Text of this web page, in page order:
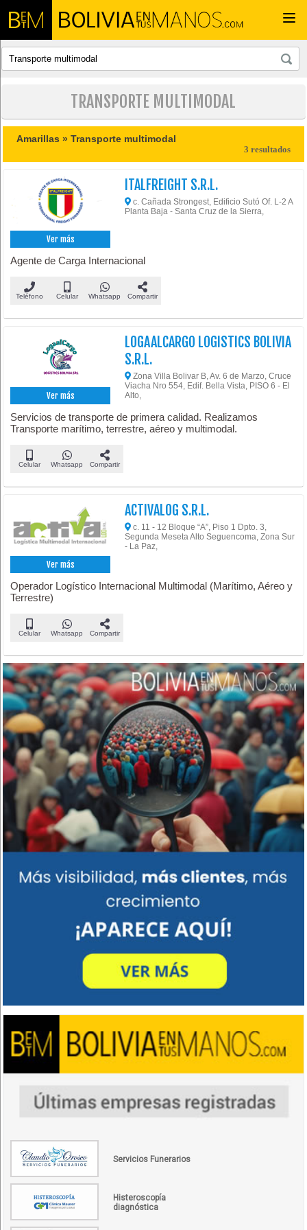
TRANSPORTE MULTIMODAL
Amarillas »Transporte multimodal
3 resultados
Ver más
ITALFREIGHT S.R.L.
c. Cañada Strongest, Edificio Sutó Of. L-2 A
Planta Baja - Santa Cruz de la Sierra,
Agente de Carga Internacional
Teléfono Celular Whatsapp Compartir
Ver más
LOGAALCARGO LOGISTICS BOLIVIA
S.R.L.
Zona Villa Bolivar B, Av. 6 de Marzo, Cruce
Viacha Nro 554, Edif. Bella Vista, PISO 6 - El
Alto,
Servicios de transporte de primera calidad. Realizamos
Transporte marítimo, terrestre, aéreo y multimodal.
Celular Whatsapp Compartir
Ver más
ACTIVALOG S.R.L.
c. 11 - 12 Bloque “A”, Piso 1 Dpto. 3,
Segunda Meseta Alto Seguencoma, Zona Sur
- La Paz,
Operador Logístico Internacional Multimodal (Marítimo, Aéreo y
Terrestre)
Celular Whatsapp Compartir
Servicios Funerarios
Histeroscopía
diagnóstica